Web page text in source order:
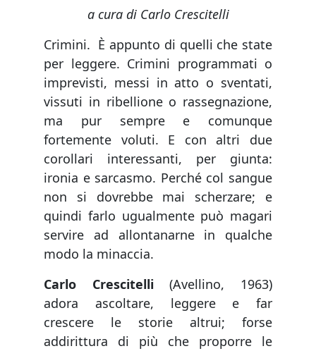
a cura di Carlo Crescitelli
Crimini. È appunto di quelli che state
per leggere. Crimini programmati o
imprevisti, messi in atto o sventati,
vissuti in ribellione o rassegnazione,
ma pur sempre e comunque
fortemente voluti. E con altri due
corollari interessanti, per giunta:
ironia e sarcasmo. Perché col sangue
non si dovrebbe mai scherzare; e
quindi farlo ugualmente può magari
servire ad allontanarne in qualche
modo la minaccia.
Carlo Crescitelli(Avellino, 1963)
adora ascoltare, leggere e far
crescere le storie altrui; forse
addirittura di più che proporre le